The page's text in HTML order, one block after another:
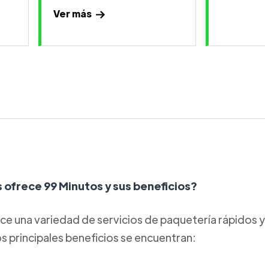
Ver más
ofrece 99 Minutos y sus beneficios?
una variedad de servicios de paquetería rápidos
principales beneficios se encuentran: